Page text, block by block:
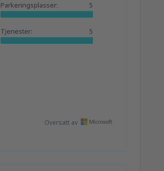
Parkeringsplasser: 5
Tjenester: 5
Oversatt av